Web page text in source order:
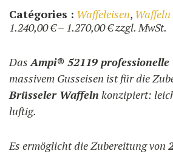
Catégories : Waffeleisen,
1.240,00€– 1.270,00€Preisspanne:
bis
1.270,00 €
zzgl. MwSt.
DasAmpi® 52119 professionelle
massivem Gusseisen ist für die
Brüsseler Waffeln konzipiert:
luftig.
Es ermöglicht die Zubereitung von